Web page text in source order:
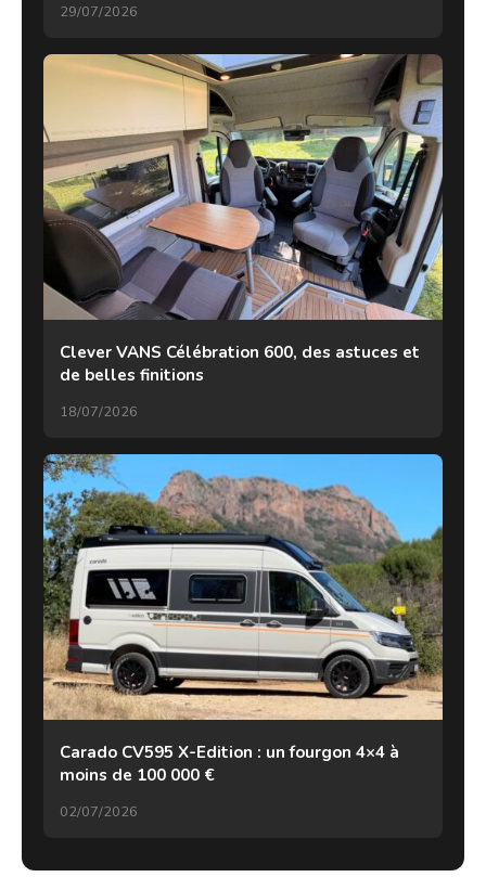
29/07/2026
Clever VANS Célébration 600, des astuces et
de belles finitions
18/07/2026
Carado CV595 X-Edition : un fourgon 4×4 à
moins de 100 000 €
02/07/2026